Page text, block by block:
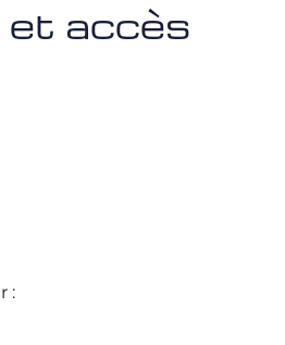
et accès
: